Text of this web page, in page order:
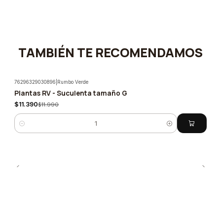
TAMBIÉN TE RECOMENDAMOS
-5%
76296329030896 Rumbo Verde
Plantas RV - Suculenta tamaño G
$11.390$11.990
Cantidad